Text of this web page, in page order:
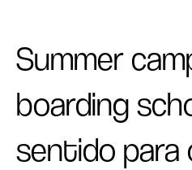
Summer
boarding
sentido para